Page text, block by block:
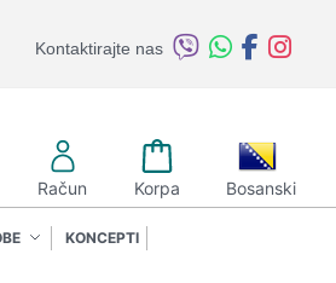
Kontaktirajte nas
Račun Korpa Bosanski
KONCEPTI